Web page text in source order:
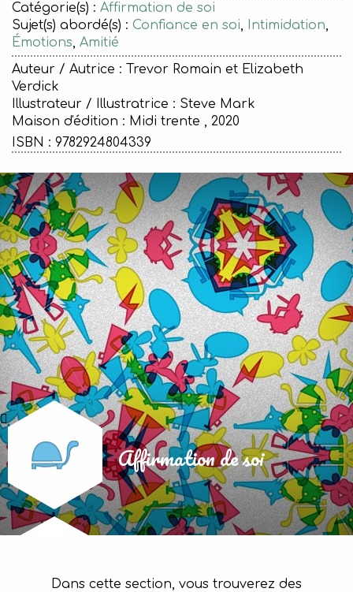
Catégorie(s) : Affirmation de soi
Sujet(s) abordé(s) : Confiance en soi, Intimidation,
Émotions, Amitié
Auteur / Autrice : Trevor Romain et Elizabeth
Verdick
Illustrateur / Illustratrice : Steve Mark
Maison d'édition : Midi trente , 2020
ISBN : 9782924804339
Affirmation de soi
Dans cette section, vous trouverez des